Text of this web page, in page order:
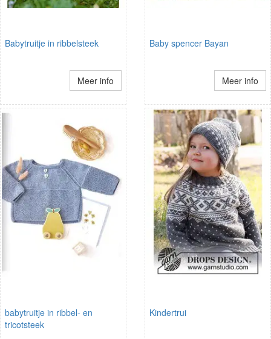
Babytruitje in ribbelsteek
Meer info
Baby spencer Bayan
Meer info
babytruitje in ribbel- en
tricotsteek
Kindertrui